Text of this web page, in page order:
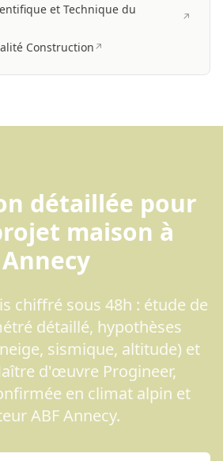
et Technique du
↗
Construction↗
détaillée pour
maison à
Annecy
chiffré sous 48h : étude de
détaillé, hypothèses
sismique, altitude) et
d'œuvre Progineer,
en climat alpin et
ABF Annecy.